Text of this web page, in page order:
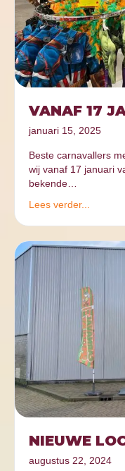
VANAF 17
januari 15, 2025
Beste carnavallers
wij vanaf 17 januari
bekende…
Lees verder...
NIEUWE
augustus 22, 2024